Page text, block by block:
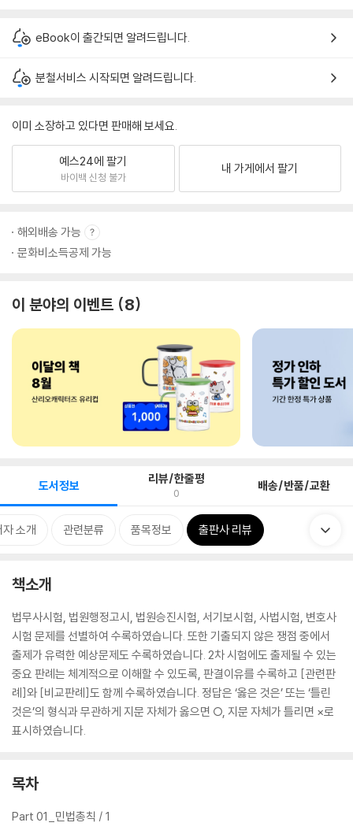
eBook이 출간되면 알려드립니다.
분철서비스 시작되면 알려드립니다.
이미 소장하고 있다면 판매해 보세요.
예스24에 팔기
바이백 신청 불가
내 가게에서 팔기
해외배송 가능
문화비소득공제 가능
이 분야의 이벤트 8
도서정보 리뷰/한줄평
0 배송/반품/교환
자 소개 관련분류 품목정보 출판사 리뷰
책소개
법무사시험, 법원행정고시, 법원승진시험, 서기보시험, 사법시험, 변호사
시험 문제를 선별하여 수록하였습니다. 또한 기출되지 않은 쟁점 중에서
출제가 유력한 예상문제도 수록하였습니다. 2차 시험에도 출제될 수 있는
중요 판례는 체계적으로 이해할 수 있도록, 판결이유를 수록하고 [관련판
례]와 [비교판례]도 함께 수록하였습니다. 정답은 ‘옳은 것은’ 또는 ‘틀린
것은’의 형식과 무관하게 지문 자체가 옳으면 ○, 지문 자체가 틀리면 ×로
표시하였습니다.
목차
Part 01_민법총칙 / 1